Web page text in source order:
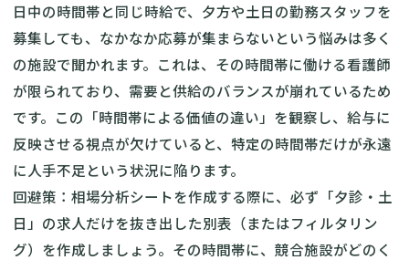
日中の時間帯と同じ時給で、夕方や土日の勤務スタッフを
募集しても、なかなか応募が集まらないという悩みは多く
の施設で聞かれます。これは、その時間帯に働ける看護師
が限られており、需要と供給のバランスが崩れているため
です。この「時間帯による価値の違い」を観察し、給与に
反映させる視点が欠けていると、特定の時間帯だけが永遠
に人手不足という状況に陥ります。
回避策：相場分析シートを作成する際に、必ず「夕診・土
日」の求人だけを抜き出した別表（またはフィルタリン
グ）を作成しましょう。その時間帯に、競合施設がどのく